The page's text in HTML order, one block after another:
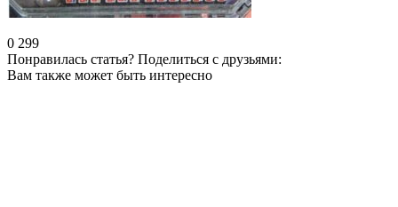
0 299
Понравилась статья? Поделиться с друзьями:
Вам также может быть интересно